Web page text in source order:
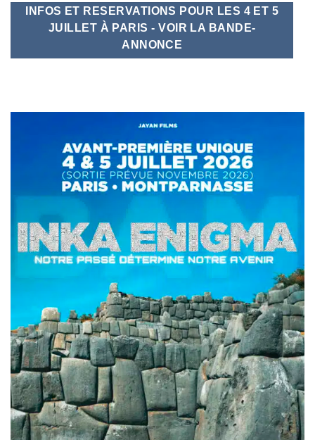
INFOS ET RESERVATIONS POUR LES 4 ET 5
JUILLET À PARIS - VOIR LA BANDE-
ANNONCE